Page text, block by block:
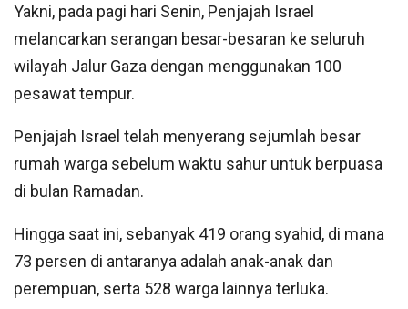
Yakni, pada pagi hari Senin, Penjajah Israel
melancarkan serangan besar-besaran ke seluruh
wilayah Jalur Gaza dengan menggunakan 100
pesawat tempur.
Penjajah Israel telah menyerang sejumlah besar
rumah warga sebelum waktu sahur untuk berpuasa
di bulan Ramadan.
Hingga saat ini, sebanyak 419 orang syahid, di mana
73 persen di antaranya adalah anak-anak dan
perempuan, serta 528 warga lainnya terluka.